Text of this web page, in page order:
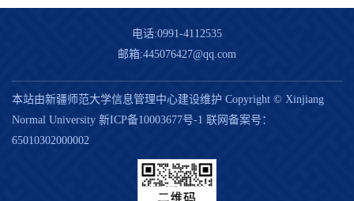
电话:0991-4112535
邮箱:445076427@qq.com
本站由新疆师范大学信息管理中心建设维护 Copyright © Xinjiang
Normal University 新ICP备10003677号-1 联网备案号：
65010302000002